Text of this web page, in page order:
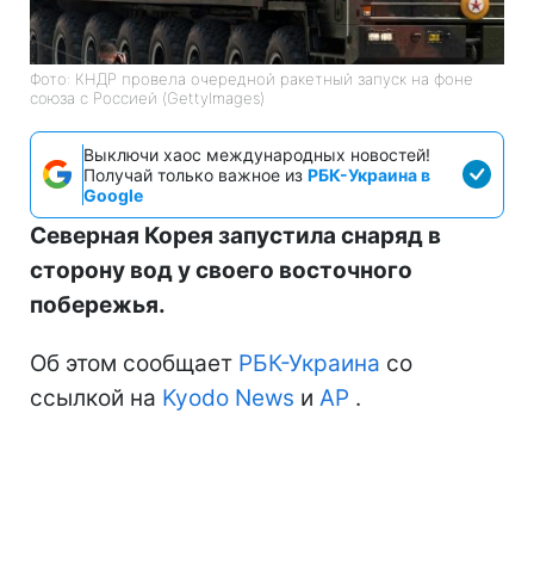
Фото: КНДР провела очередной ракетный запуск на фоне
союза с Россией (GettyImages)
Выключи хаос международных новостей!
Получай только важное из РБК-Украина в
Google
Северная Корея запустила снаряд в
сторону вод у своего восточного
побережья.
Об этом сообщает РБК-Украина со
ссылкой на Kyodo News и АР .